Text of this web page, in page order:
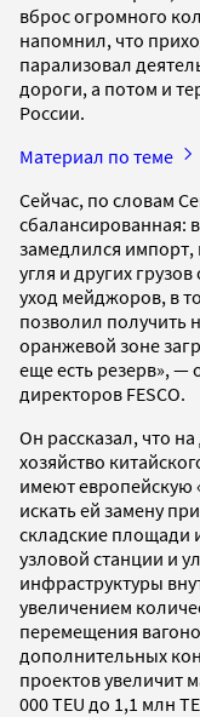
вброс огромного
напомнил, что
парализовал
дороги, а потом и
России.
Материал по теме
Сейчас, по словам
сбалансированная:
замедлился
угля и других
уход мейджоров, в
позволил получить
оранжевой зоне
еще есть резерв», —
директоров FESCO.
Он рассказал, что
хозяйство
имеют европейскую
искать ей замену
складские площади
узловой станции и
инфраструктуры
увеличением
перемещения
дополнительных
проектов увеличит
000 TEU до 1,1 млн